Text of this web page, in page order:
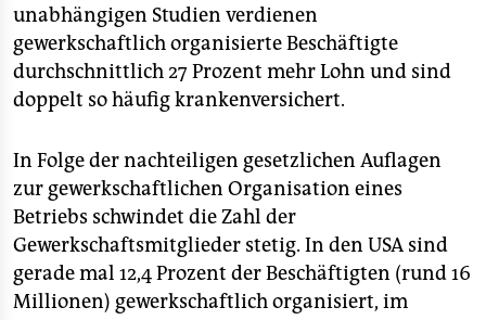
unabhängigen Studien verdienen
gewerkschaftlich organisierte Beschäftigte
durchschnittlich 27 Prozent mehr Lohn und sind
doppelt so häufig krankenversichert.
In Folge der nachteiligen gesetzlichen Auflagen
zur gewerkschaftlichen Organisation eines
Betriebs schwindet die Zahl der
Gewerkschaftsmitglieder stetig. In den USA sind
gerade mal 12,4 Prozent der Beschäftigten (rund 16
Millionen) gewerkschaftlich organisiert, im